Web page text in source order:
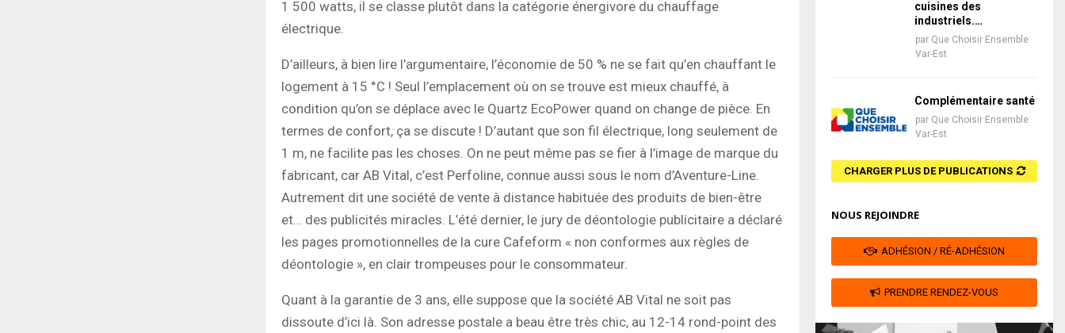
1 500 watts, il se classe plutôt dans la catégorie énergivore du chauffage
électrique.
D’ailleurs, à bien lire l’argumentaire, l’économie de 50 % ne se fait qu’en chauffant le
logement à 15 °C ! Seul l’emplacement où on se trouve est mieux chauffé, à
condition qu’on se déplace avec le Quartz EcoPower quand on change de pièce. En
termes de confort, ça se discute ! D’autant que son fil électrique, long seulement de
1 m, ne facilite pas les choses. On ne peut même pas se fier à l’image de marque du
fabricant, car AB Vital, c’est Perfoline, connue aussi sous le nom d’Aventure-Line.
Autrement dit une société de vente à distance habituée des produits de bien-être
et… des publicités miracles. L’été dernier, le jury de déontologie publicitaire a déclaré
les pages promotionnelles de la cure Cafeform « non conformes aux règles de
déontologie », en clair trompeuses pour le consommateur.
Quant à la garantie de 3 ans, elle suppose que la société AB Vital ne soit pas
dissoute d’ici là. Son adresse postale a beau être très chic, au 12-14 rond-point des
cuisines des
industriels.…
par Que Choisir Ensemble
Var-Est
Complémentaire santé
par Que Choisir Ensemble
Var-Est
CHARGER PLUS DE PUBLICATIONS
NOUS REJOINDRE
ADHÉSION / RÉ-ADHÉSION
PRENDRE RENDEZ-VOUS